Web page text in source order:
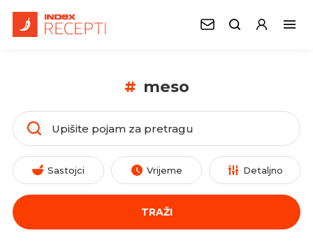
# meso
Sastojci Vrijeme Detaljno
TRAŽI